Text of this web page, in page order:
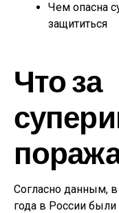
Чем опасна
защититься
Что за
Согласно данным,
года в России